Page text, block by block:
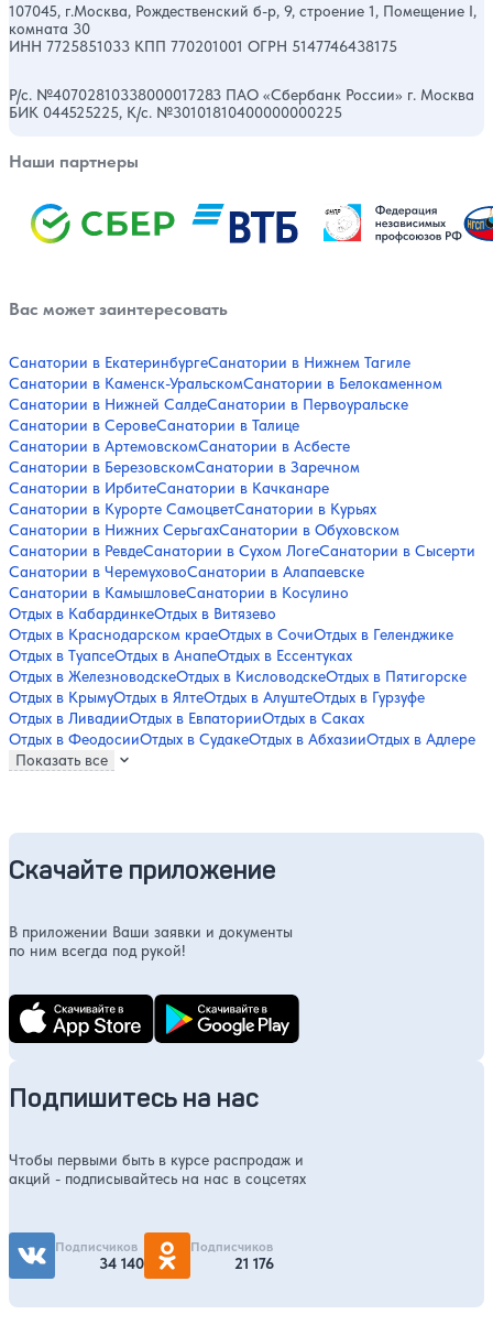
107045, г.Москва, Рождественский б-р, 9, строение 1, Помещение I,
комната 30
ИНН 7725851033 КПП 770201001 ОГРН 5147746438175
Р/с. №40702810338000017283 ПАО «Сбербанк России» г. Москва
БИК 044525225, К/с. №30101810400000000225
Наши партнеры
Вас может заинтересовать
Санатории в ЕкатеринбургеСанатории в Нижнем Тагиле
Санатории в Каменск-УральскомСанатории в Белокаменном
Санатории в Нижней СалдеСанатории в Первоуральске
Санатории в СеровеСанатории в Талице
Санатории в АртемовскомСанатории в Асбесте
Санатории в БерезовскомСанатории в Заречном
Санатории в ИрбитеСанатории в Качканаре
Санатории в Курорте СамоцветСанатории в Курьях
Санатории в Нижних СерьгахСанатории в Обуховском
Санатории в РевдеСанатории в Сухом ЛогеСанатории в Сысерти
Санатории в ЧеремуховоСанатории в Алапаевске
Санатории в КамышловеСанатории в Косулино
Отдых в КабардинкеОтдых в Витязево
Отдых в Краснодарском краеОтдых в СочиОтдых в Геленджике
Отдых в ТуапсеОтдых в АнапеОтдых в Ессентуках
Отдых в ЖелезноводскеОтдых в КисловодскеОтдых в Пятигорске
Отдых в КрымуОтдых в ЯлтеОтдых в АлуштеОтдых в Гурзуфе
Отдых в ЛивадииОтдых в ЕвпаторииОтдых в Саках
Отдых в ФеодосииОтдых в СудакеОтдых в АбхазииОтдых в Адлере
Показать все
Скачайте приложение
В приложении Ваши заявки и документы
по ним всегда под рукой!
Подпишитесь на нас
Чтобы первыми быть в курсе распродаж и
акций - подписывайтесь на нас в соцсетях
Подписчиков
34 140
Подписчиков
21 176